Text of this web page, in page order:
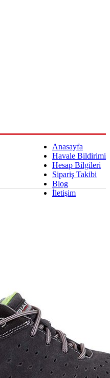
Anasayfa
Havale Bildirimi
Hesap Bilgileri
Sipariş Takibi
Blog
İletişim